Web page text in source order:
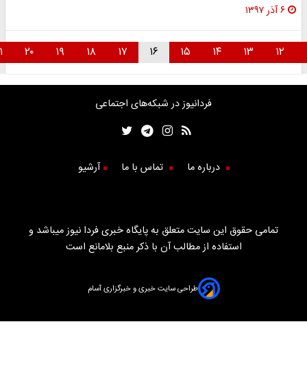
فردانیوز در شبکه‌های اجتماعی
درباره ما تماس با ما آرشیو
تمامی حقوق این سایت متعلق به پایگاه خبری فردا نیوز میباشد و
استفاده از مطالب آن با ذکر منبع بلامانع است
طراحی سایت خبری و خبرگزاری آسام